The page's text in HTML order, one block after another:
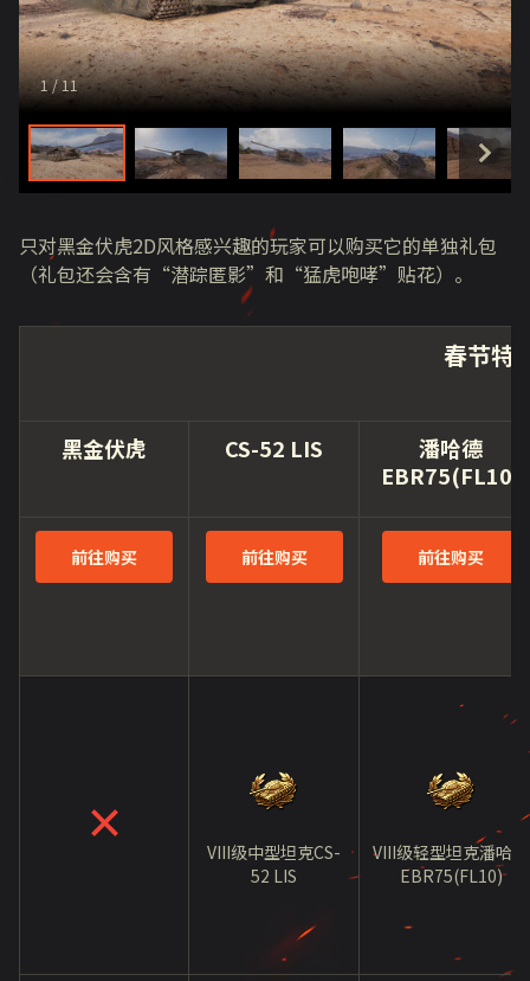
1/ 11
只对黑金伏虎2D风格感兴趣的玩家可以购买它的单独礼包
（礼包还会含有 “潜踪匿影” 和 “猛虎咆哮” 贴花）。
春节特
黑金伏虎 CS-52 LIS
潘哈德
EBR75(FL10)
前往购买 前往购买 前往购买
VIII级中型坦克CS-
52 LIS
VIII级轻型坦克潘哈德
EBR75(FL10)